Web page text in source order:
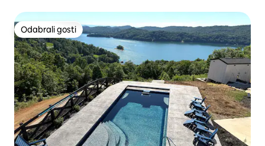
Odabrali gosti
Odabrali gosti